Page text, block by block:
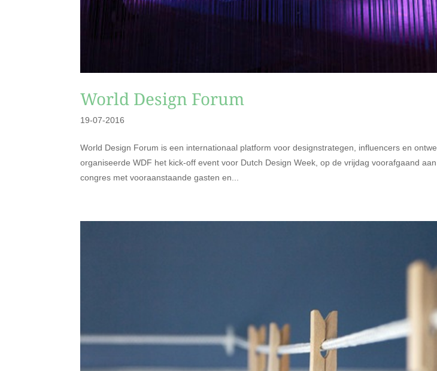
World Design Forum
19-07-2016
World Design Forum is een internationaal platform voor designstrategen, influencers en
organiseerde WDF het kick-off event voor Dutch Design Week, op de vrijdag voorafgaand
congres met vooraanstaande gasten en...